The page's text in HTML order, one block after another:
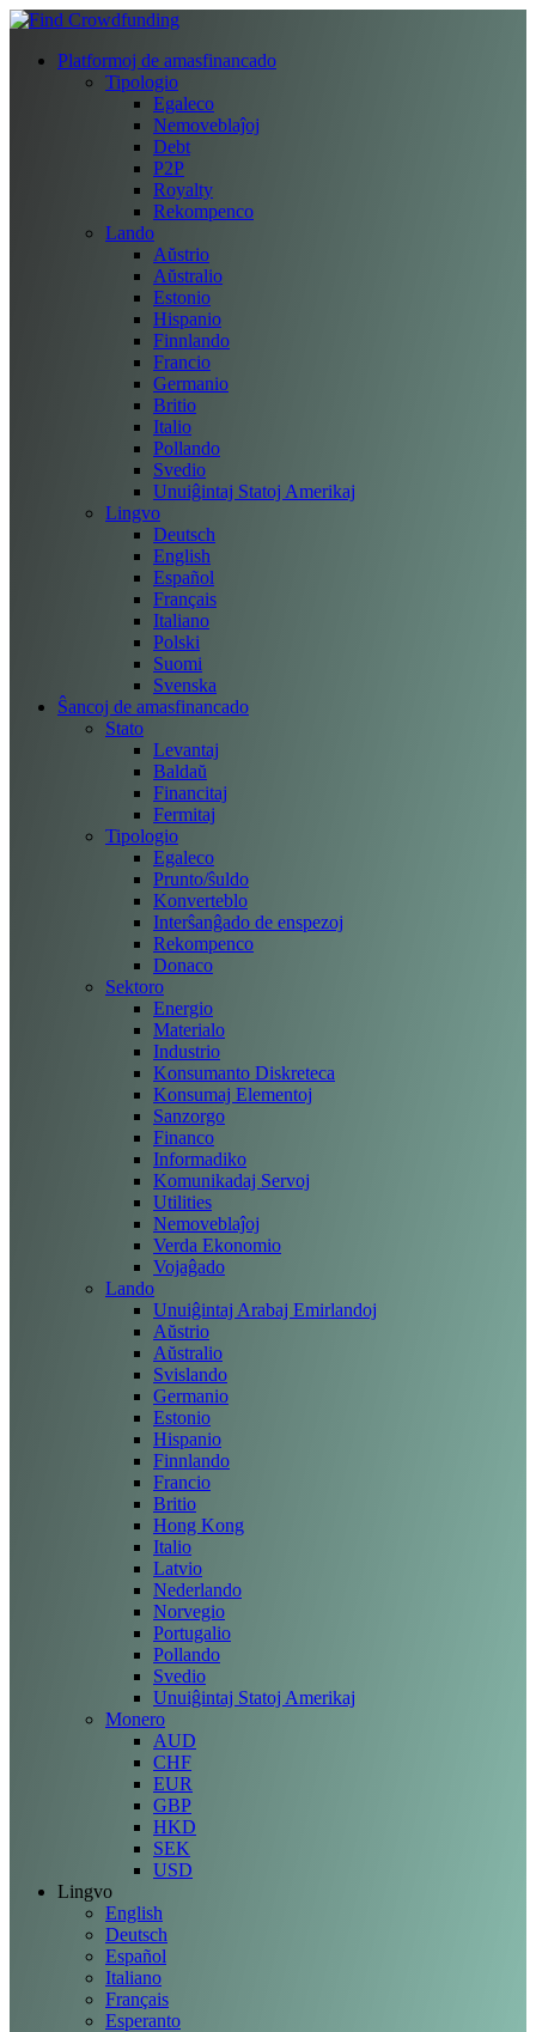
Platformoj de amasfinancado
Tipologio
Egaleco
Nemoveblaĵoj
Debt
P2P
Royalty
Rekompenco
Lando
Aŭstrio
Aŭstralio
Estonio
Hispanio
Finnlando
Francio
Germanio
Britio
Italio
Pollando
Svedio
Unuiĝintaj Statoj Amerikaj
Lingvo
Deutsch
English
Español
Français
Italiano
Polski
Suomi
Svenska
Ŝancoj de amasfinancado
Stato
Levantaj
Baldaŭ
Financitaj
Fermitaj
Tipologio
Egaleco
Prunto/ŝuldo
Konverteblo
Interŝanĝado de enspezoj
Rekompenco
Donaco
Sektoro
Energio
Materialo
Industrio
Konsumanto Diskreteca
Konsumaj Elementoj
Sanzorgo
Financo
Informadiko
Komunikadaj Servoj
Utilities
Nemoveblaĵoj
Verda Ekonomio
Vojaĝado
Lando
Unuiĝintaj Arabaj Emirlandoj
Aŭstrio
Aŭstralio
Svislando
Germanio
Estonio
Hispanio
Finnlando
Francio
Britio
Hong Kong
Italio
Latvio
Nederlando
Norvegio
Portugalio
Pollando
Svedio
Unuiĝintaj Statoj Amerikaj
Monero
AUD
CHF
EUR
GBP
HKD
SEK
USD
Lingvo
English
Deutsch
Español
Italiano
Français
Esperanto